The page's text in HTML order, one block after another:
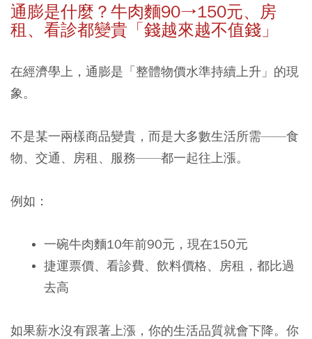
通膨是什麼？牛肉麵90→150元、房
租、看診都變貴「錢越來越不值錢」
在經濟學上，通膨是「整體物價水準持續上升」的現
象。
不是某一兩樣商品變貴，而是大多數生活所需——食
物、交通、房租、服務——都一起往上漲。
例如：
一碗牛肉麵10年前90元，現在150元
捷運票價、看診費、飲料價格、房租，都比過
去高
如果薪水沒有跟著上漲，你的生活品質就會下降。你